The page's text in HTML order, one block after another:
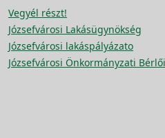
Vegyél részt!
Józsefvárosi Lakásügynökség
Józsefvárosi lakáspályázato
Józsefvárosi Önkormányzati